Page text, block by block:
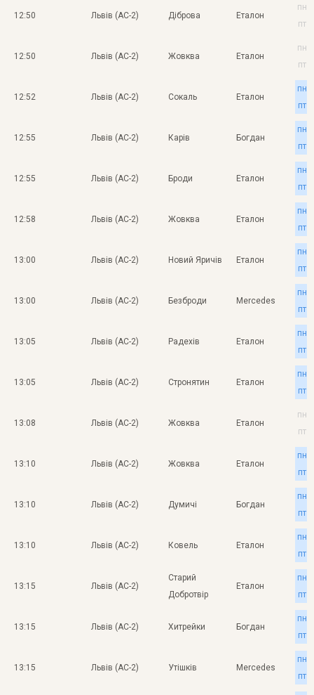
12:50 Львів (АС-2) Діброва Еталон
пн
пт
12:50 Львів (АС-2) Жовква Еталон
пн
пт
12:52 Львів (АС-2) Сокаль Еталон
пн
пт
12:55 Львів (АС-2) Карів Богдан
пн
пт
12:55 Львів (АС-2) Броди Еталон
пн
пт
12:58 Львів (АС-2) Жовква Еталон
пн
пт
13:00 Львів (АС-2) Новий Яричів Еталон
пн
пт
13:00 Львів (АС-2) Безброди Mercedes
пн
пт
13:05 Львів (АС-2) Радехів Еталон
пн
пт
13:05 Львів (АС-2) Стронятин Еталон
пн
пт
13:08 Львів (АС-2) Жовква Еталон
пн
пт
13:10 Львів (АС-2) Жовква Еталон
пн
пт
13:10 Львів (АС-2) Думичі Богдан
пн
пт
13:10 Львів (АС-2) Ковель Еталон
пн
пт
13:15 Львів (АС-2)
Старий
Добротвір
Еталон
пн
пт
13:15 Львів (АС-2) Хитрейки Богдан
пн
пт
13:15 Львів (АС-2) Утішків Mercedes
пн
пт